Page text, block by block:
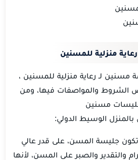
منزلية للمسنين
لـ رعاية منزلية للمسنين ،
الشروط والمواصفات فيها، ومن
مسنين
بالمنزل الوسيط الدولي:
تكون جليسة المسن، على قدر عالي
والتقدير والصبر على المسن، لأنها